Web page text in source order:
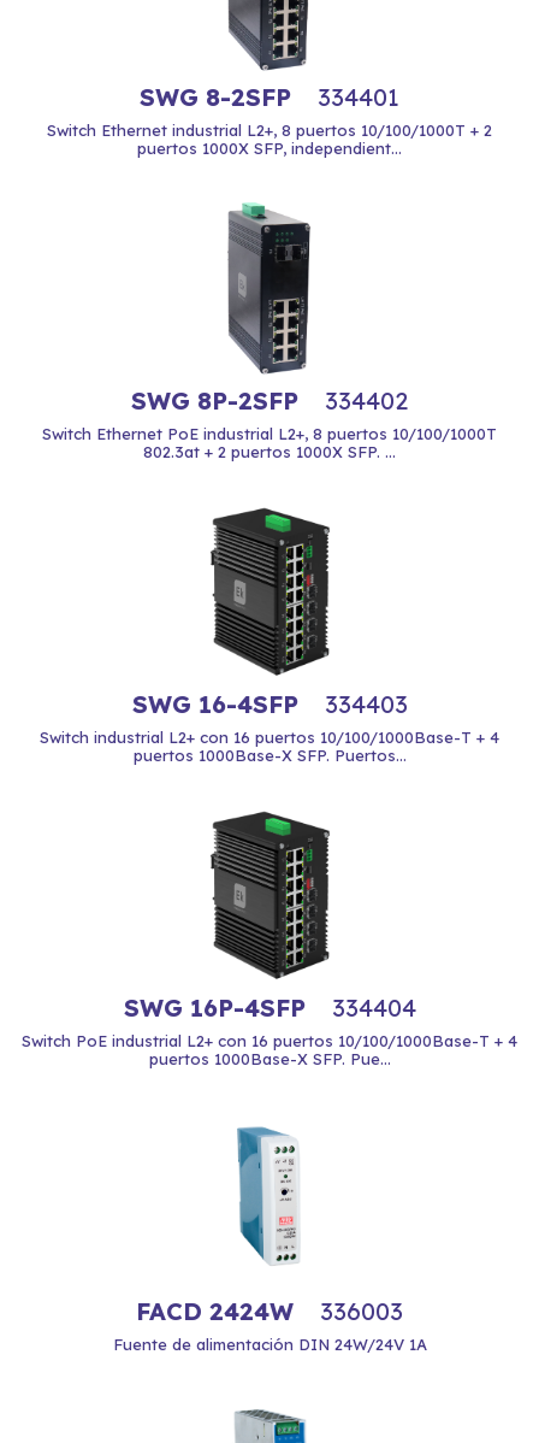
SWG 8-2SFP 334401
Switch Ethernet industrial L2+, 8 puertos 10/100/1000T + 2
puertos 1000X SFP, independient...
SWG 8P-2SFP 334402
Switch Ethernet PoE industrial L2+, 8 puertos 10/100/1000T
802.3at + 2 puertos 1000X SFP. ...
SWG 16-4SFP 334403
Switch industrial L2+ con 16 puertos 10/100/1000Base-T + 4
puertos 1000Base-X SFP. Puertos...
SWG 16P-4SFP 334404
Switch PoE industrial L2+ con 16 puertos 10/100/1000Base-T + 4
puertos 1000Base-X SFP. Pue...
FACD 2424W 336003
Fuente de alimentación DIN 24W/24V 1A